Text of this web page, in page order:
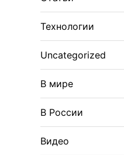
Технологии
Uncategorized
В мире
В России
Видео